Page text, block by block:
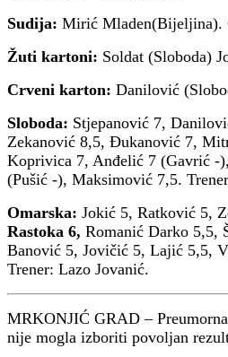
Sudija: Mirić Mladen(Bijeljina).
Žuti kartoni: Soldat (Sloboda)
Crveni karton: Danilović
Sloboda: Stjepanović 7,
Zekanović 8,5, Đukanović 7,
Koprivica 7, Anđelić 7 (Gavrić
(Pušić -), Maksimović 7,5.
Omarska: Jokić 5, Ratković 5,
Rastoka 6, Romanić Darko 5,5,
Banović 5, Jovičić 5, Lajić 5,5,
Trener: Lazo Jovanić.
MRKONJIĆ GRAD –
nije mogla izboriti povoljan